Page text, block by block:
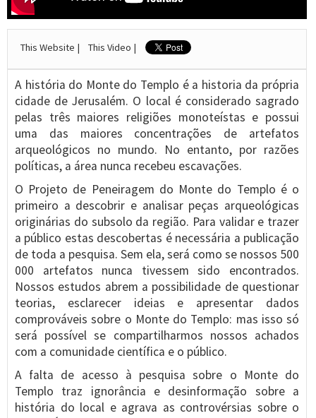
This Website | This Video |
A história do Monte do Templo é a historia da própria
cidade de Jerusalém. O local é considerado sagrado
pelas três maiores religiões monoteístas e possui
uma das maiores concentrações de artefatos
arqueológicos no mundo. No entanto, por razões
políticas, a área nunca recebeu escavações.
O Projeto de Peneiragem do Monte do Templo é o
primeiro a descobrir e analisar peças arqueológicas
originárias do subsolo da região. Para validar e trazer
a público estas descobertas é necessária a publicação
de toda a pesquisa. Sem ela, será como se nossos 500
000 artefatos nunca tivessem sido encontrados.
Nossos estudos abrem a possibilidade de questionar
teorias, esclarecer ideias e apresentar dados
comprováveis sobre o Monte do Templo: mas isso só
será possível se compartilharmos nossos achados
com a comunidade científica e o público.
A falta de acesso à pesquisa sobre o Monte do
Templo traz ignorância e desinformação sobre a
história do local e agrava as controvérsias sobre o